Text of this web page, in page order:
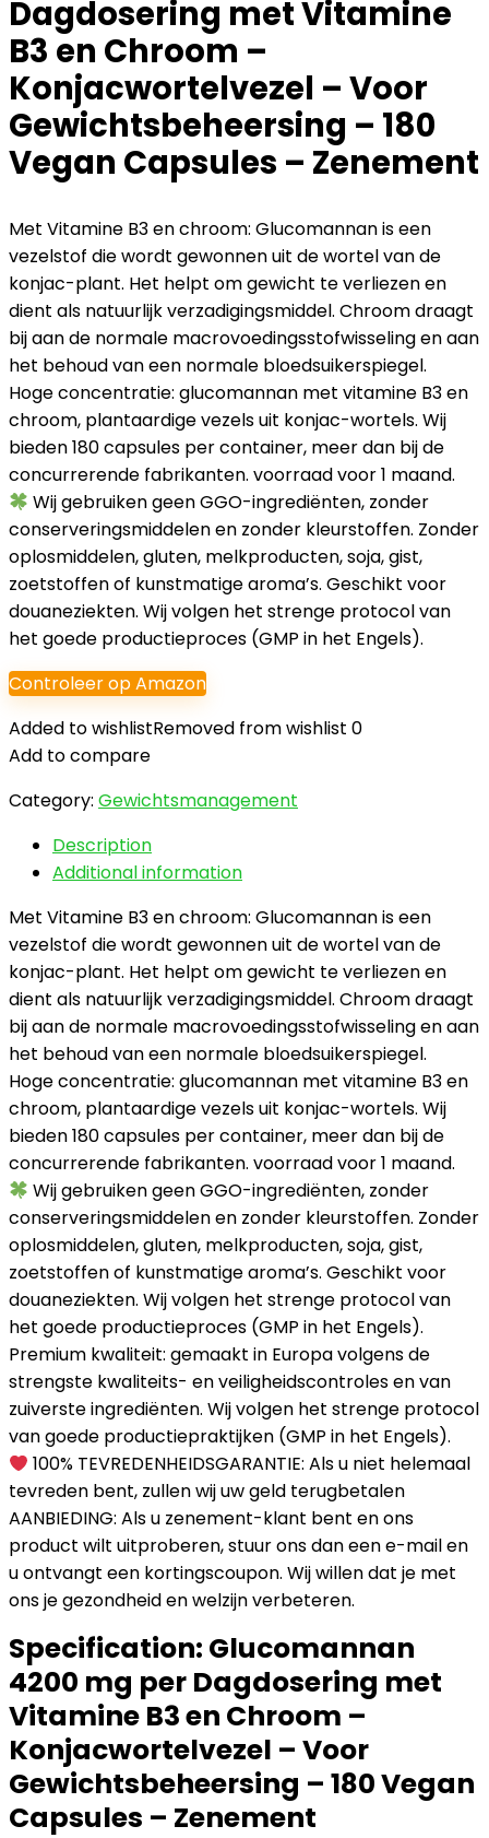
Dagdosering met Vitamine
B3 en Chroom –
Konjacwortelvezel – Voor
Gewichtsbeheersing – 180
Vegan Capsules – Zenement
Met Vitamine B3 en chroom: Glucomannan is een
vezelstof die wordt gewonnen uit de wortel van de
konjac-plant. Het helpt om gewicht te verliezen en
dient als natuurlijk verzadigingsmiddel. Chroom draagt
bij aan de normale macrovoedingsstofwisseling en aan
het behoud van een normale bloedsuikerspiegel.
Hoge concentratie: glucomannan met vitamine B3 en
chroom, plantaardige vezels uit konjac-wortels. Wij
bieden 180 capsules per container, meer dan bij de
concurrerende fabrikanten. voorraad voor 1 maand.
Wij gebruiken geen GGO-ingrediënten, zonder
conserveringsmiddelen en zonder kleurstoffen. Zonder
oplosmiddelen, gluten, melkproducten, soja, gist,
zoetstoffen of kunstmatige aroma’s. Geschikt voor
douaneziekten. Wij volgen het strenge protocol van
het goede productieproces (GMP in het Engels).
Controleer op Amazon
Added to wishlistRemoved from wishlist 0
Add to compare
Category: Gewichtsmanagement
Description
Additional information
Met Vitamine B3 en chroom: Glucomannan is een
vezelstof die wordt gewonnen uit de wortel van de
konjac-plant. Het helpt om gewicht te verliezen en
dient als natuurlijk verzadigingsmiddel. Chroom draagt
bij aan de normale macrovoedingsstofwisseling en aan
het behoud van een normale bloedsuikerspiegel.
Hoge concentratie: glucomannan met vitamine B3 en
chroom, plantaardige vezels uit konjac-wortels. Wij
bieden 180 capsules per container, meer dan bij de
concurrerende fabrikanten. voorraad voor 1 maand.
Wij gebruiken geen GGO-ingrediënten, zonder
conserveringsmiddelen en zonder kleurstoffen. Zonder
oplosmiddelen, gluten, melkproducten, soja, gist,
zoetstoffen of kunstmatige aroma’s. Geschikt voor
douaneziekten. Wij volgen het strenge protocol van
het goede productieproces (GMP in het Engels).
Premium kwaliteit: gemaakt in Europa volgens de
strengste kwaliteits- en veiligheidscontroles en van
zuiverste ingrediënten. Wij volgen het strenge protocol
van goede productiepraktijken (GMP in het Engels).
100% TEVREDENHEIDSGARANTIE: Als u niet helemaal
tevreden bent, zullen wij uw geld terugbetalen
AANBIEDING: Als u zenement-klant bent en ons
product wilt uitproberen, stuur ons dan een e-mail en
u ontvangt een kortingscoupon. Wij willen dat je met
ons je gezondheid en welzijn verbeteren.
Specification: Glucomannan
4200 mg per Dagdosering met
Vitamine B3 en Chroom –
Konjacwortelvezel – Voor
Gewichtsbeheersing – 180 Vegan
Capsules – Zenement